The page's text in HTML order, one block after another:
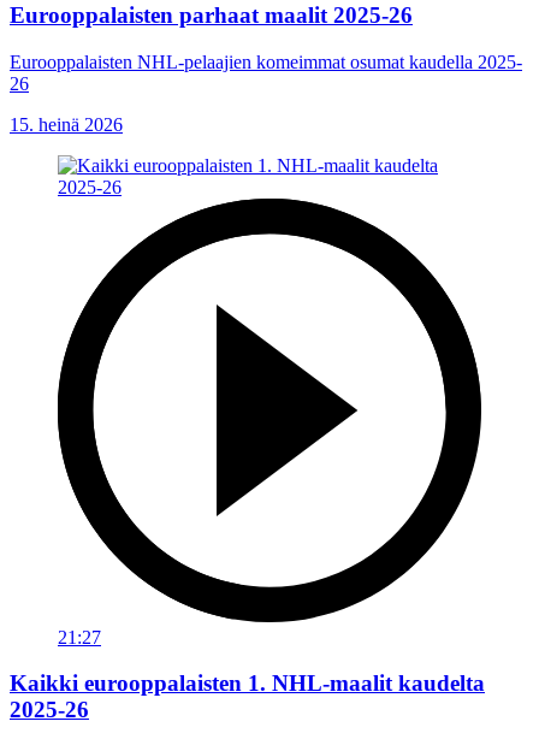
Eurooppalaisten parhaat maalit 2025-26
Eurooppalaisten NHL-pelaajien komeimmat osumat kaudella 2025-
26
15. heinä 2026
21:27
Kaikki eurooppalaisten 1. NHL-maalit kaudelta
2025-26